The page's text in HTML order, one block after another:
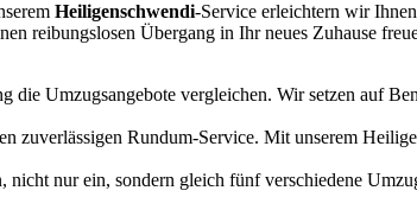
Heiligenschwendi-Service erleichtern wir
reibungslosen Übergang in Ihr neues Zuhause
Umzugsangebote vergleichen. Wir setzen auf
zuverlässigen Rundum-Service. Mit unserem
nur ein, sondern gleich fünf verschiedene